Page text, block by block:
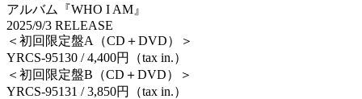
アルバム『WHO I AM』
2025/9/3 RELEASE
＜初回限定盤A（CD＋DVD）＞
YRCS-95130 / 4,400円（tax in.）
＜初回限定盤B（CD＋DVD）＞
YRCS-95131 / 3,850円（tax in.）